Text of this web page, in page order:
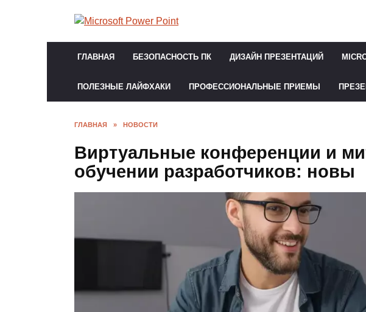
ГЛАВНАЯ БЕЗОПАСНОСТЬ ПК ДИЗАЙН ПРЕЗЕНТАЦИЙ
ПОЛЕЗНЫЕ ЛАЙФХАКИ ПРОФЕССИОНАЛЬНЫЕ ПРИЕМЫ
ГЛАВНАЯ » НОВОСТИ
Виртуальные конференции и
обучении разработчиков: новы